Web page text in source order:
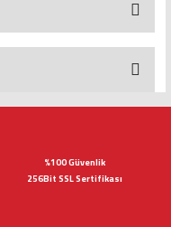
yapın!
%100 Güvenlik
256Bit SSL Sertifikası